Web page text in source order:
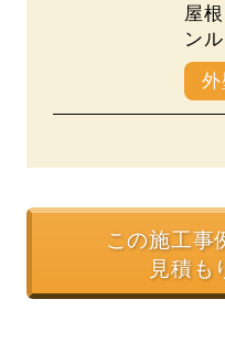
屋
ン
この施工事
見積も